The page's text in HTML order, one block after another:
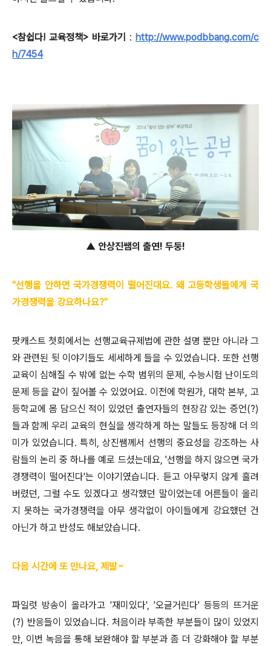
<참쉽다! 교육정책> 바로가기 : http://www.podbbang.com/c
h/7454
▲ 안상진쌤의 출연! 두둥!
"선행을 안하면 국가경쟁력이 떨어진대요. 왜 고등학생들에게 국
가경쟁력을 강요하나요?"
팟캐스트 첫회에서는 선행교육규제법에 관한 설명 뿐만 아니라 그
와 관련된 뒷 이야기들도 세세하게 들을 수 있었습니다. 또한 선행
교육이 심해질 수 밖에 없는 수학 범위의 문제, 수능시험 난이도의
문제 등을 같이 짚어볼 수 있었어요. 이전에 학원가, 대학 본부, 고
등학교에 몸 담으신 적이 있었던 출연자들의 현장감 있는 증언(?)
들과 함께 우리 교육의 현실을 생각하게 하는 말들도 등장해 더 의
미가 있었습니다. 특히, 상진쌤께서 선행의 중요성을 강조하는 사
람들의 논리 중 하나를 예로 드셨는데요, '선행을 하지 않으면 국가
경쟁력이 떨어진다'는 이야기였습니다. 듣고 아무렇지 않게 흘려
버렸던, 그럴 수도 있겠다고 생각했던 말이었는데 어른들이 올리
지 못하는 국가경쟁력을 아무 생각없이 아이들에게 강요했던 건
아닌가 하고 반성도 해보았습니다.
다음 시간에 또 만나요, 제발~
파일럿 방송이 올라가고 '재미있다', '오글거린다' 등등의 뜨거운
(?) 반응들이 있었습니다. 처음이라 부족한 부분들이 많이 있었지
만, 이번 녹음을 통해 보완해야 할 부분과 좀 더 강화해야 할 부분